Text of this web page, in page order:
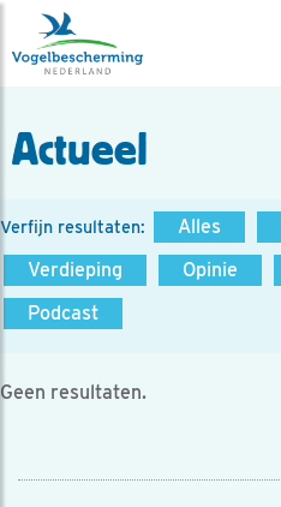
Actueel
Verfijn resultaten: Alles
Verdieping
Opinie
Podcast
Geen resultaten.